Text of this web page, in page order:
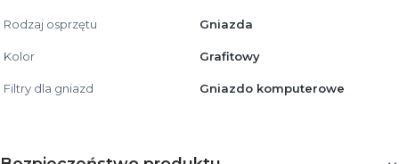
Rodzaj osprzętu Gniazda
Kolor Grafitowy
Filtry dla gniazd Gniazdo komputerowe